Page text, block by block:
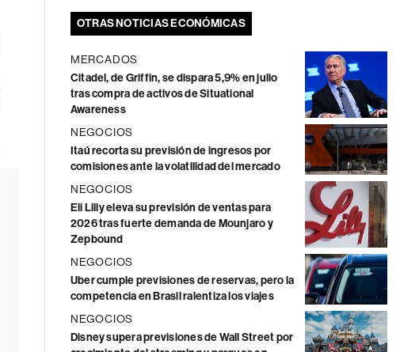
OTRAS NOTICIAS ECONÓMICAS
MERCADOS
Citadel, de Griffin, se dispara 5,9% en julio
tras compra de activos de Situational
Awareness
NEGOCIOS
Itaú recorta su previsión de ingresos por
comisiones ante la volatilidad del mercado
NEGOCIOS
Eli Lilly eleva su previsión de ventas para
2026 tras fuerte demanda de Mounjaro y
Zepbound
NEGOCIOS
Uber cumple previsiones de reservas, pero la
competencia en Brasil ralentiza los viajes
NEGOCIOS
Disney supera previsiones de Wall Street por